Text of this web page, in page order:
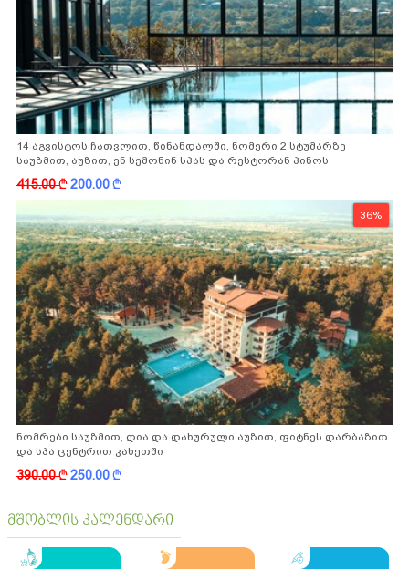
14 აგვისტოს ჩათვლით, წინანდალში, ნომერი 2 სტუმარზე
საუზმით, აუზით, ენ სემონინ სპას და რესტორან პინოს
415.00k200.00k
36%
ნომრები საუზმით, ღია და დახურული აუზით, ფიტნეს დარბაზით
და სპა ცენტრით კახეთში
390.00k250.00k
მშობლის კალენდარი